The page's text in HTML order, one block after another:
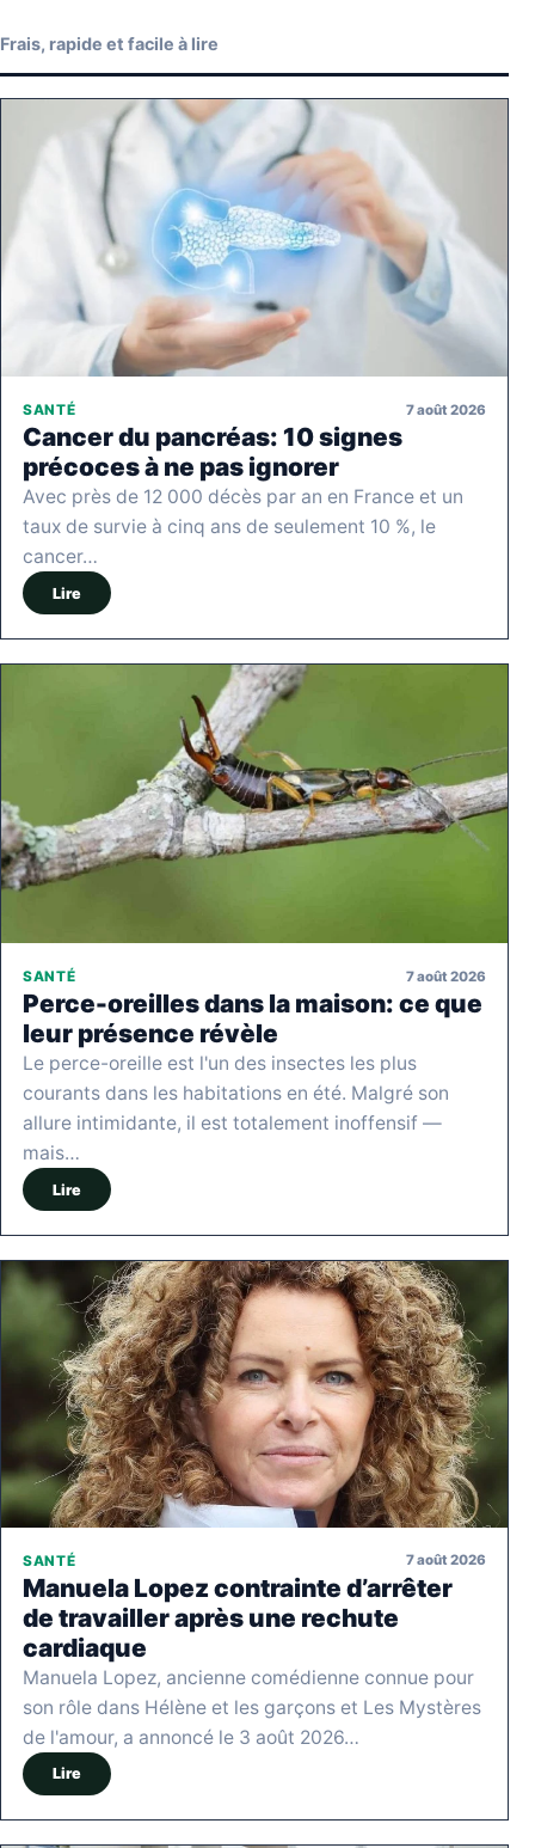
Frais, rapide et facile à lire
SANTÉ 7 août 2026
Cancer du pancréas: 10 signes
précoces à ne pas ignorer
Avec près de 12 000 décès par an en France et un
taux de survie à cinq ans de seulement 10 %, le
cancer…
Lire
SANTÉ 7 août 2026
Perce-oreilles dans la maison: ce que
leur présence révèle
Le perce-oreille est l'un des insectes les plus
courants dans les habitations en été. Malgré son
allure intimidante, il est totalement inoffensif —
mais…
Lire
SANTÉ 7 août 2026
Manuela Lopez contrainte d’arrêter
de travailler après une rechute
cardiaque
Manuela Lopez, ancienne comédienne connue pour
son rôle dans Hélène et les garçons et Les Mystères
de l'amour, a annoncé le 3 août 2026…
Lire